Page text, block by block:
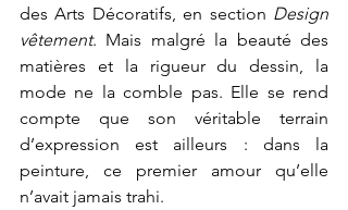
des Arts Décoratifs, en section Design
vêtement. Mais malgré la beauté des
matières et la rigueur du dessin, la
mode ne la comble pas. Elle se rend
compte que son véritable terrain
d’expression est ailleurs : dans la
peinture, ce premier amour qu’elle
n’avait jamais trahi.